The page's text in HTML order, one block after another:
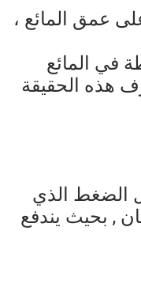
عمق المائع ،
في المائع
هذه الحقيقة
الضغط الذي
, بحيث يندفع